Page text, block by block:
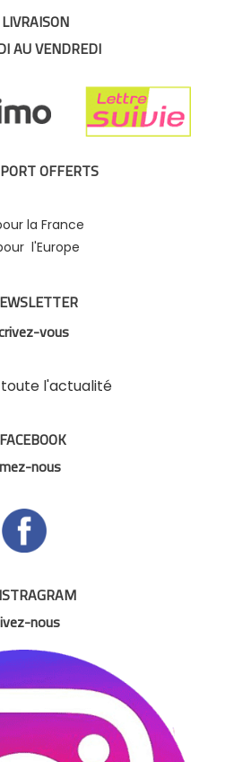
AU VENDREDI
OFFERTS
la France
l'Europe
vous
toute l'actualité
nous
nous